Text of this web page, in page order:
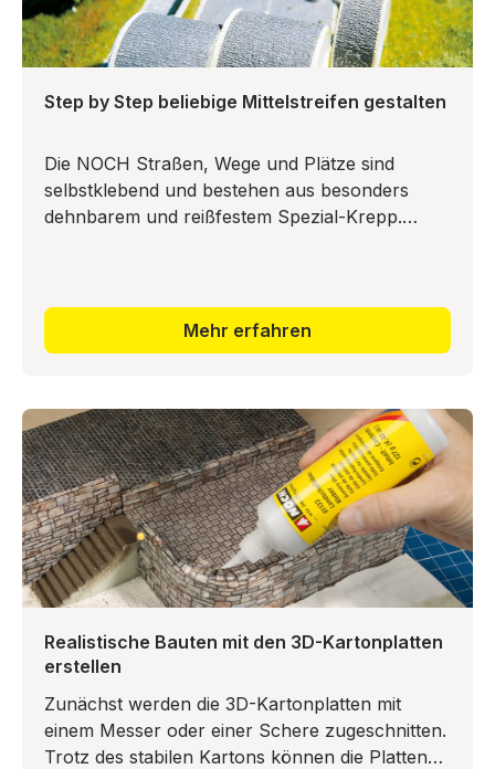
Step by Step beliebige Mittelstreifen gestalten
Die NOCH Straßen, Wege und Plätze sind
selbstklebend und bestehen aus besonders
dehnbarem und reißfestem Spezial-Krepp.
Mehr erfahren
Realistische Bauten mit den 3D-Kartonplatten
erstellen
Zunächst werden die 3D-Kartonplatten mit
einem Messer oder einer Schere zugeschnitten.
Trotz des stabilen Kartons können die Platten